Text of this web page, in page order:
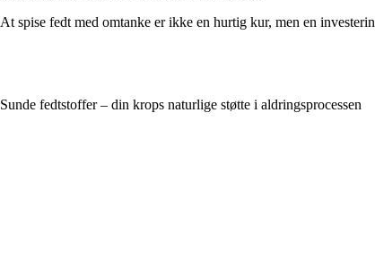
At spise fedt med omtanke er ikke en hurtig kur, men en
Sunde fedtstoffer – din krops naturlige støtte i aldringsprocessen